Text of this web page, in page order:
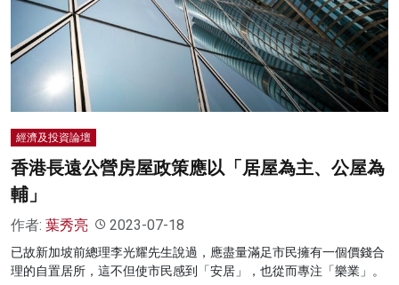
經濟及投資論壇
香港長遠公營房屋政策應以「居屋為主、公屋為
輔」
作者: 葉秀亮 2023-07-18
已故新加坡前總理李光耀先生說過，應盡量滿足市民擁有一個價錢合
理的自置居所，這不但使市民感到「安居」，也從而專注「樂業」。